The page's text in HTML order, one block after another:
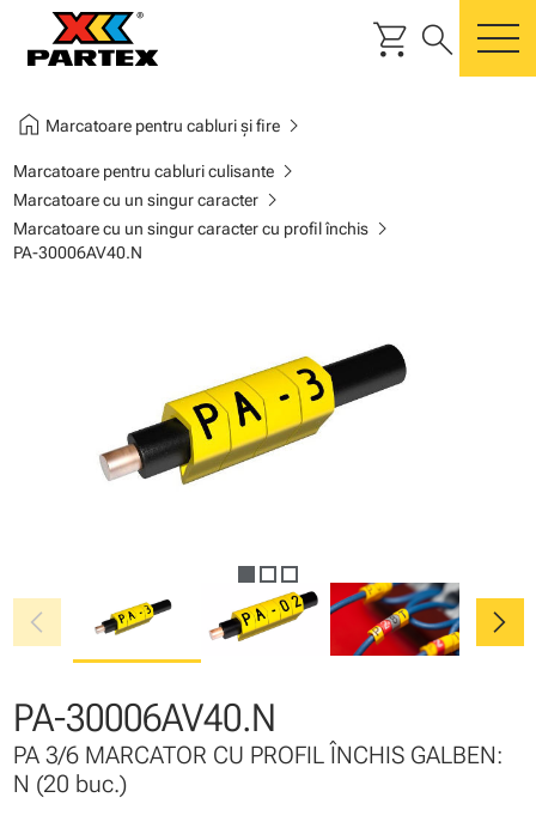
shopping_cart search
home Marcatoare pentru cabluri și firechevron_right
Marcatoare pentru cabluri culisantechevron_right
Marcatoare cu un singur caracterchevron_right
Marcatoare cu un singur caracter cu profil închischevron_right
PA-30006AV40.N
chevron_left chevron_right
PA-30006AV40.N
PA 3/6 MARCATOR CU PROFIL ÎNCHIS GALBEN:
N (20 buc.)